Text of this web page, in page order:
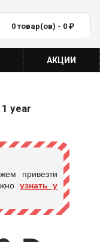
0 товар(ов) - 0 ₽
АКЦИИ
year
привезти
узнать у